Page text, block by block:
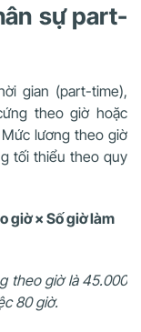
sự part-
gian (part-time),
theo giờ hoặc
lương theo giờ
tối thiểu theo quy
giờ × Số giờ làm
theo giờ là 45.000
80 giờ.